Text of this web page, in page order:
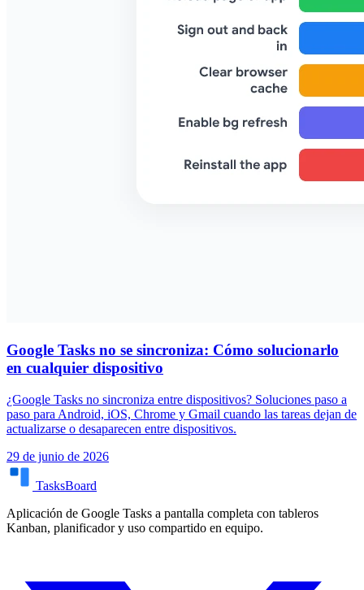
Google Tasks no se sincroniza: Cómo solucionarlo
en cualquier dispositivo
¿Google Tasks no sincroniza entre dispositivos? Soluciones paso a
paso para Android, iOS, Chrome y Gmail cuando las tareas dejan de
actualizarse o desaparecen entre dispositivos.
29 de junio de 2026
TasksBoard
Aplicación de Google Tasks a pantalla completa con tableros
Kanban, planificador y uso compartido en equipo.